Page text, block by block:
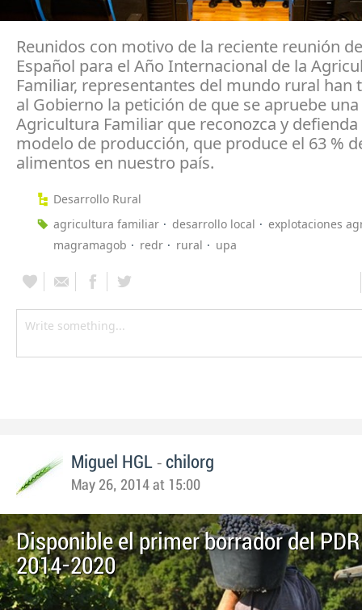
Reunidos con motivo de la reciente reunión
Español para el Año Internacional de la
Familiar, representantes del mundo rural han
al Gobierno la petición de que se apruebe una
Agricultura Familiar que reconozca y defienda
modelo de producción, que produce el 63 %
alimentos en nuestro país.
Desarrollo Rural
agricultura familiar
desarrollo local
explotaciones
magramagob
redr rural upa
Miguel HGL - chilorg
May 26, 2014 at 15:00
Disponible el primer borrador del
2014-2020